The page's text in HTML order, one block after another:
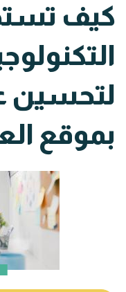
كيف
لتحسين
بموقع